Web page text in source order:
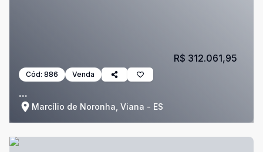
Cód: 886 Venda
...
Marcílio de Noronha, Viana - ES
R$ 312.061,95